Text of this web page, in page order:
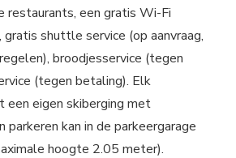
restaurants, een gratis Wi-Fi
shuttle service (op aanvraag,
broodjesservice (tegen
(tegen betaling). Elk
eigen skiberging met
parkeren kan in de parkeergarage
hoogte 2.05 meter).